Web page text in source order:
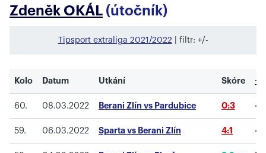
Zdeněk OKÁL (útočník)
Tipsport extraliga 2021/2022 | filtr: +/-
Kolo Datum Utkání Skóre +/-
60. 08.03.2022 Berani Zlín vs Pardubice 0:3 -1
59. 06.03.2022 Sparta vs Berani Zlín 4:1 -1